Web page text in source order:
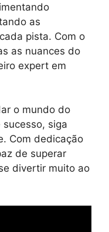
as
pista. Com o
as nuances do
expert em
o mundo do
siga
Com dedicação
de superar
divertir muito ao